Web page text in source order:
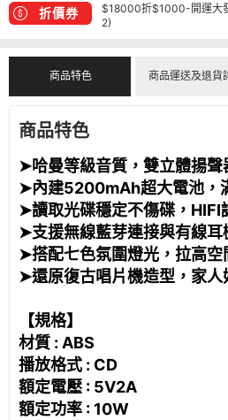
折價券
$18000折$1000-開運大
2)
商品特色 商品運送及退貨
商品特色
➤哈曼等級音質，雙立體揚
➤內建5200mAh超大電池，
➤讀取光碟穩定不傷碟，HIFI
➤支援無線藍芽連接與有線耳
➤搭配七色氛圍燈光，拉高空
➤還原復古唱片機造型，家人
【規格】
材質 : ABS
播放格式 : CD
額定電壓 : 5V2A
額定功率 : 10W